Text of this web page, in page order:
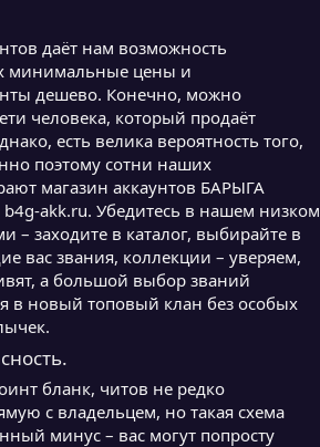
даёт нам возможность
минимальные цены и
дешево. Конечно, можно
человека, который продаёт
есть велика вероятность того,
поэтому сотни наших
магазин аккаунтов БАРЫГА
akk.ru. Убедитесь в нашем низком
– заходите в каталог, выбирайте в
вас звания, коллекции – уверяем,
а большой выбор званий
в новый топовый клан без особых
бланк, читов не редко
с владельцем, но такая схема
минус – вас могут попросту